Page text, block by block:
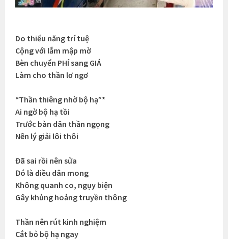
Do thiểu năng trí tuệ
Cộng với lắm mập mờ
Bèn chuyển PHÍ sang GIÁ
Làm cho thần lơ ngơ
“Thần thiêng nhờ bộ hạ”*
Ai ngờ bộ hạ tồi
Trước bàn dân thần ngọng
Nên lý giải lôi thôi
Đã sai rồi nên sửa
Đó là điều dân mong
Không quanh co, ngụy biện
Gây khủng hoảng truyền thông
Thần nên rút kinh nghiệm
Cắt bỏ bộ hạ ngay